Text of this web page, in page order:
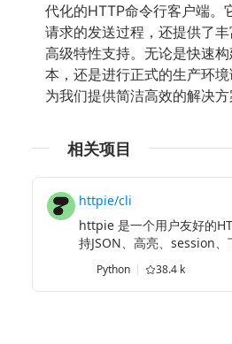
代化的HTTP命令行客户端。
请求的发送过程，还提供了
高级特性支持。无论是快速
本，还是进行正式的生产环
为我们提供简洁高效的解决方
相关项目
httpie/cli
httpie 是一个用户友好的
持JSON、高亮、session、
Python 38.4 k